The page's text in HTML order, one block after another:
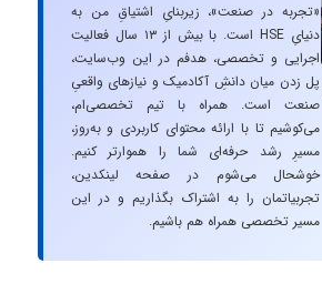
«تجربه در صنعت»، زیربنایِ اشتیاقِ من به
دنیایِ HSE است. با بیش از ۱۳ سال فعالیت
اجرایی و تخصصی، هدفم در این وب‌سایت،
پل زدن میان دانشِ آکادمیک و نیازهای واقعیِ
صنعت است. همراه با تیم تخصصی‌ام،
می‌کوشیم تا با ارائه محتوای کاربردی و به‌روز،
مسیرِ رشد حرفه‌ای شما را هموارتر کنیم.
خوشحال می‌شوم در صفحه لینکدین،
تجربیاتمان را به اشتراک بگذاریم و در این
مسیر تخصصی همراه هم باشیم.